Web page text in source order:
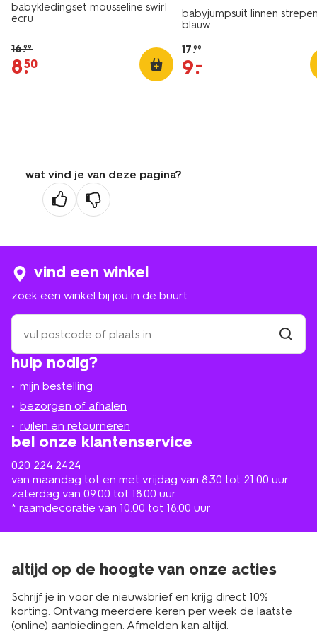
babykledingset mousseline swirl
ecru
16.99
8.
50
babyjumpsuit linnen
blauw
17.99
9.
–
wat vind je van deze pagina?
hulp nodig?
mijn bestelling
bezorgen of afhalen
ruilen en retourneren
bel onze klantenservice
020 224 2424
van maandag tot en met vrijdag van 8.30 tot 21.00 uur
zaterdag van 09.00 tot 18.00 uur
* raamdecoratie van 10.00 tot 18.00 uur
vind een winkel
zoek een winkel bij jou in de buurt
zoek
een
winkel
bij
in
de
buurt
altijd op de hoogte van onze acties
Schrijf je in voor de nieuwsbrief en krijg direct 10%
korting. Ontvang meerdere keren per week de laatste
(online) aanbiedingen. Afmelden kan altijd.